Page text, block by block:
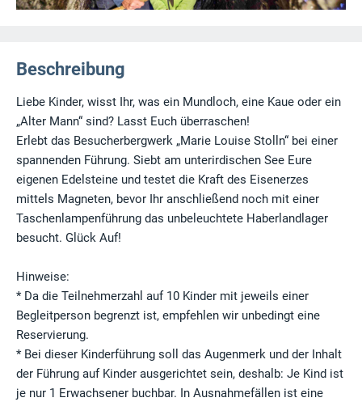
Beschreibung
Liebe Kinder, wisst Ihr, was ein Mundloch, eine Kaue oder ein
„Alter Mann“ sind? Lasst Euch überraschen!
Erlebt das Besucherbergwerk „Marie Louise Stolln“ bei einer
spannenden Führung. Siebt am unterirdischen See Eure
eigenen Edelsteine und testet die Kraft des Eisenerzes
mittels Magneten, bevor Ihr anschließend noch mit einer
Taschenlampenführung das unbeleuchtete Haberlandlager
besucht. Glück Auf!
Hinweise:
* Da die Teilnehmerzahl auf 10 Kinder mit jeweils einer
Begleitperson begrenzt ist, empfehlen wir unbedingt eine
Reservierung.
* Bei dieser Kinderführung soll das Augenmerk und der Inhalt
der Führung auf Kinder ausgerichtet sein, deshalb: Je Kind ist
je nur 1 Erwachsener buchbar. In Ausnahmefällen ist eine